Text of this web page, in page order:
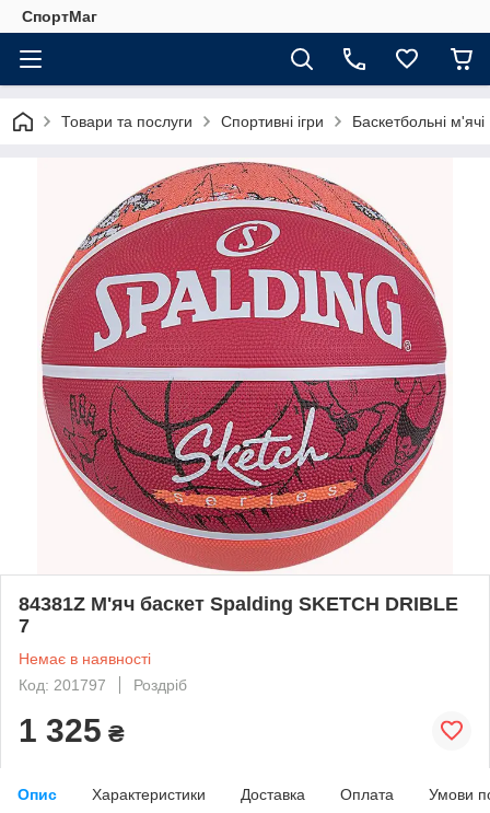
СпортМаг
Товари та послуги Спортивні ігри Баскетбольні м'ячі
84381Z М'яч баскет Spalding SKETCH DRIBLE
7
Немає в наявності
Код: 201797
Роздріб
1 325 ₴
Опис Характеристики Доставка Оплата Умови